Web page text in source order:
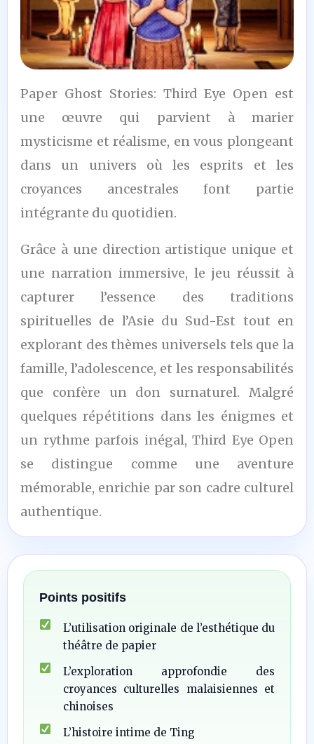
8,5
/10
Paper Ghost Stories: Third Eye Open est
une œuvre qui parvient à marier
mysticisme et réalisme, en vous plongeant
dans un univers où les esprits et les
croyances ancestrales font partie
intégrante du quotidien.
Grâce à une direction artistique unique et
une narration immersive, le jeu réussit à
capturer l’essence des traditions
spirituelles de l’Asie du Sud-Est tout en
explorant des thèmes universels tels que la
famille, l’adolescence, et les responsabilités
que confère un don surnaturel. Malgré
quelques répétitions dans les énigmes et
un rythme parfois inégal, Third Eye Open
se distingue comme une aventure
mémorable, enrichie par son cadre culturel
authentique.
Points positifs
L’utilisation originale de l’esthétique du
théâtre de papier
L’exploration approfondie des
croyances culturelles malaisiennes et
chinoises
L’histoire intime de Ting